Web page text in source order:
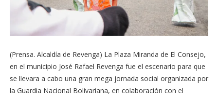
(Prensa. Alcaldía de Revenga) La Plaza Miranda de El Consejo,
en el municipio José Rafael Revenga fue el escenario para que
se llevara a cabo una gran mega jornada social organizada por
la Guardia Nacional Bolivariana, en colaboración con el